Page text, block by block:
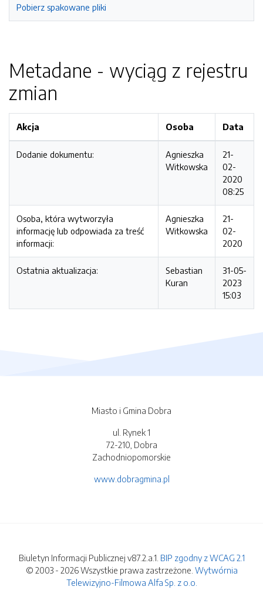
Pobierz spakowane pliki
Metadane - wyciąg z rejestru
zmian
Akcja Osoba Data
Dodanie dokumentu:
Agnieszka
Witkowska
21-
02-
2020
08:25
Osoba, która wytworzyła
informację lub odpowiada za treść
informacji:
Agnieszka
Witkowska
21-
02-
2020
Ostatnia aktualizacja:
Sebastian
Kuran
31-05-
2023
15:03
Miasto i Gmina Dobra
ul. Rynek 1
72-210, Dobra
Zachodniopomorskie
www.dobragmina.pl
Biuletyn Informacji Publicznej v87.2.a.1. BIP zgodny z WCAG 2.1
© 2003 - 2026 Wszystkie prawa zastrzeżone. Wytwórnia
Telewizyjno-Filmowa Alfa Sp. z o.o.